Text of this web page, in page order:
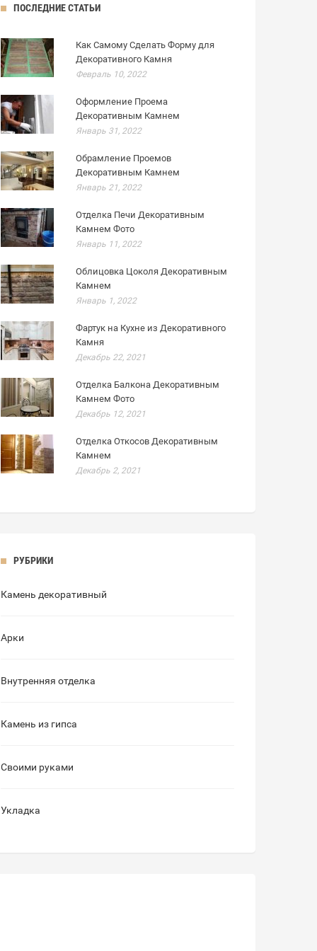
ПОСЛЕДНИЕ СТАТЬИ
Как Самому Сделать Форму для
Декоративного Камня
Февраль 10, 2022
Оформление Проема
Декоративным Камнем
Январь 31, 2022
Обрамление Проемов
Декоративным Камнем
Январь 21, 2022
Отделка Печи Декоративным
Камнем Фото
Январь 11, 2022
Облицовка Цоколя Декоративным
Камнем
Январь 1, 2022
Фартук на Кухне из Декоративного
Камня
Декабрь 22, 2021
Отделка Балкона Декоративным
Камнем Фото
Декабрь 12, 2021
Отделка Откосов Декоративным
Камнем
Декабрь 2, 2021
РУБРИКИ
Камень декоративный
Арки
Внутренняя отделка
Камень из гипса
Своими руками
Укладка